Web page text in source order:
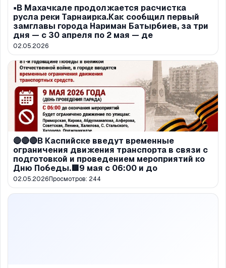
▪️В Махачкале продолжается расчистка
русла реки Тарнаирка.Как сообщил первый
замглавы города Нариман Батырбиев, за три
дня — с 30 апреля по 2 мая — де
02.05.2026
🔴🔴🔴В Каспийске введут временные
ограничения движения транспорта в связи с
подготовкой и проведением мероприятий ко
Дню Победы.🟥9 мая с 06:00 и до
02.05.2026Просмотров: 244